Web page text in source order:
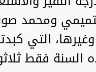
ومحمد
وغيرها، التي
السنة فقط